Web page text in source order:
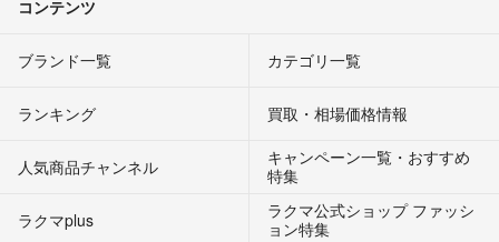
コンテンツ
ブランド一覧 カテゴリ一覧
ランキング 買取・相場価格情報
人気商品チャンネル
キャンペーン一覧・おすすめ
特集
ラクマplus
ラクマ公式ショップ ファッシ
ョン特集